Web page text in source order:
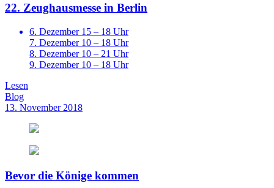
22. Zeughausmesse in Berlin
6. Dezember 15 – 18 Uhr
7. Dezember 10 – 18 Uhr
8. Dezember 10 – 21 Uhr
9. Dezember 10 – 18 Uhr
Lesen
Blog
13. November 2018
Bevor die Könige kommen